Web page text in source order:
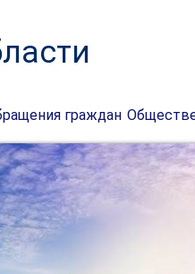
граждан